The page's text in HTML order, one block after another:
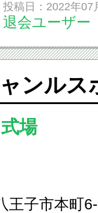
投稿日：2022年07
退会ユーザー
ンルス
場
王子市本町